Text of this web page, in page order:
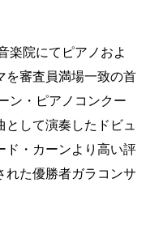
楽院にてピアノおよ
を審査員満場一致の首
ン・ピアノコンクー
して演奏したドビュ
ド・カーンより高い評
た優勝者ガラコンサ